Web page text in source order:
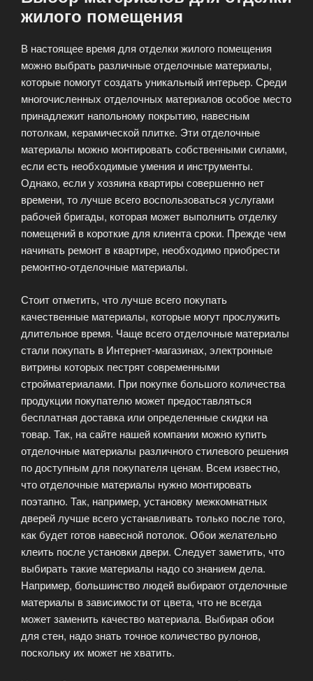
жилого помещения
В настоящее время для отделки жилого помещения
можно выбрать различные отделочные материалы,
которые помогут создать уникальный интерьер. Среди
многочисленных отделочных материалов особое место
принадлежит напольному покрытию, навесным
потолкам, керамической плитке. Эти отделочные
материалы можно монтировать собственными силами,
если есть необходимые умения и инструменты.
Однако, если у хозяина квартиры совершенно нет
времени, то лучше всего воспользоваться услугами
рабочей бригады, которая может выполнить отделку
помещений в короткие для клиента сроки. Прежде чем
начинать ремонт в квартире, необходимо приобрести
ремонтно-отделочные материалы.
Стоит отметить, что лучше всего покупать
качественные материалы, которые могут прослужить
длительное время. Чаще всего отделочные материалы
стали покупать в Интернет-магазинах, электронные
витрины которых пестрят современными
стройматериалами. При покупке большого количества
продукции покупателю может предоставляться
бесплатная доставка или определенные скидки на
товар. Так, на сайте нашей компании можно купить
отделочные материалы различного стилевого решения
по доступным для покупателя ценам. Всем известно,
что отделочные материалы нужно монтировать
поэтапно. Так, например, установку межкомнатных
дверей лучше всего устанавливать только после того,
как будет готов навесной потолок. Обои желательно
клеить после установки двери. Следует заметить, что
выбирать такие материалы надо со знанием дела.
Например, большинство людей выбирают отделочные
материалы в зависимости от цвета, что не всегда
может заменить качество материала. Выбирая обои
для стен, надо знать точное количество рулонов,
поскольку их может не хватить.